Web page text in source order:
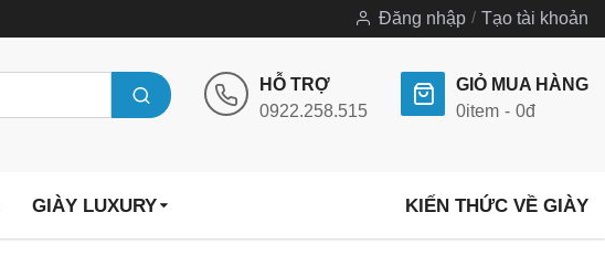
Đăng nhập Tạo tài khoản
HỖ TRỢ
0922.258.515
GIỎ MUA HÀNG
0item 0đ
GIÀY LUXURY KIẾN THỨC VỀ GIÀY